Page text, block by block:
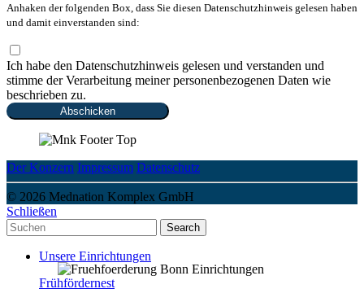
Anhaken der folgenden Box, dass Sie diesen Datenschutzhinweis gelesen haben
und damit einverstanden sind:
Ich habe den Datenschutzhinweis gelesen und verstanden und
stimme der Verarbeitung meiner personenbezogenen Daten wie
beschrieben zu.
Abschicken
Der Konzern Impressum Datenschutz
© 2026 Mednation Komplex GmbH
Schließen
Search
Unsere Einrichtungen
Frühfördernest